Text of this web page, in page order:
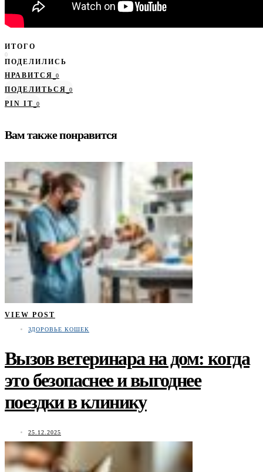
ИТОГО
0
ПОДЕЛИЛИСЬ
НРАВИТСЯ
0
ПОДЕЛИТЬСЯ 0
PIN IT 0
Вам также понравится
VIEW POST
ЗДОРОВЬЕ КОШЕК
Вызов ветеринара на дом: когда
это безопаснее и выгоднее
поездки в клинику
25.12.2025